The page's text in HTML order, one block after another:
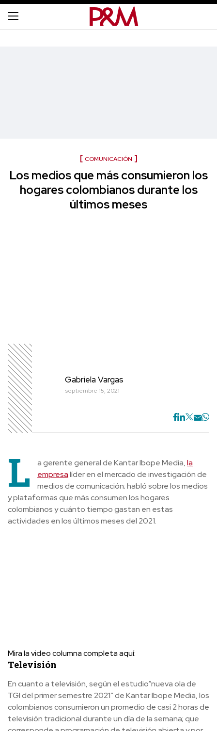
COMUNICACIÓN
Los medios que más consumieron los
hogares colombianos durante los
últimos meses
Gabriela Vargas
septiembre 15, 2021
L a gerente general de Kantar Ibope Media,la
empresalíder en el mercado de investigación de
medios de comunicación; habló sobre los medios
y plataformas que más consumen los hogares
colombianos y cuánto tiempo gastan en estas
actividades en los últimos meses del 2021.
Mira la video columna completa aquí:
Televisión
En cuanto a televisión, según el estudio“nueva ola de
TGI del primer semestre 2021” de Kantar Ibope Media, los
colombianos consumieron un promedio de casi 2 horas de
televisión tradicional durante un día de la semana; que